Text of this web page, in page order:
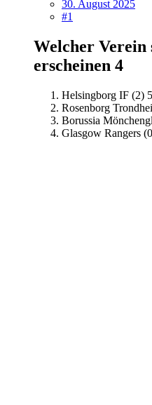
30. August 2025
#1
Welcher Verein
erscheinen 4
Helsingborg IF (2)
Rosenborg
Borussia
Glasgow Rangers